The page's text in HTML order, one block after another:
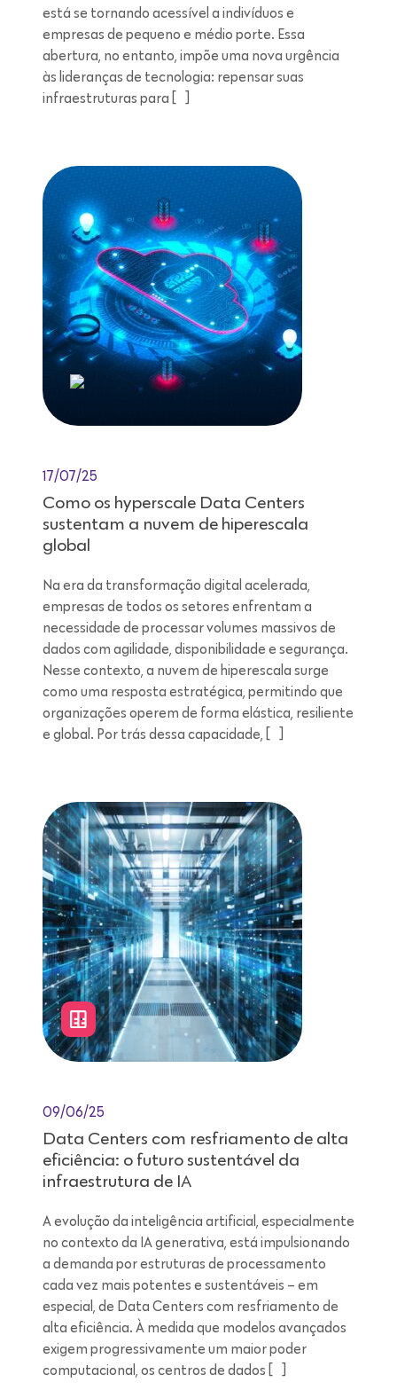
está se tornando acessível a indivíduos e
empresas de pequeno e médio porte. Essa
abertura, no entanto, impõe uma nova urgência
às lideranças de tecnologia: repensar suas
infraestruturas para […]
17/07/25
Como os hyperscale Data Centers
sustentam a nuvem de hiperescala
global
Na era da transformação digital acelerada,
empresas de todos os setores enfrentam a
necessidade de processar volumes massivos de
dados com agilidade, disponibilidade e segurança.
Nesse contexto, a nuvem de hiperescala surge
como uma resposta estratégica, permitindo que
organizações operem de forma elástica, resiliente
e global. Por trás dessa capacidade, […]
09/06/25
Data Centers com resfriamento de alta
eficiência: o futuro sustentável da
infraestrutura de IA
A evolução da inteligência artificial, especialmente
no contexto da IA generativa, está impulsionando
a demanda por estruturas de processamento
cada vez mais potentes e sustentáveis – em
especial, de Data Centers com resfriamento de
alta eficiência. À medida que modelos avançados
exigem progressivamente um maior poder
computacional, os centros de dados […]